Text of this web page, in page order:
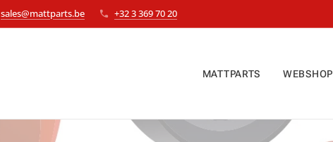
sales@mattparts.be +32 3 369 70 20
MATTPARTS WEBSHOP